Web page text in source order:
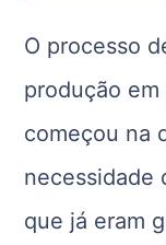
O processo
produção
começou na
necessidade
que já eram